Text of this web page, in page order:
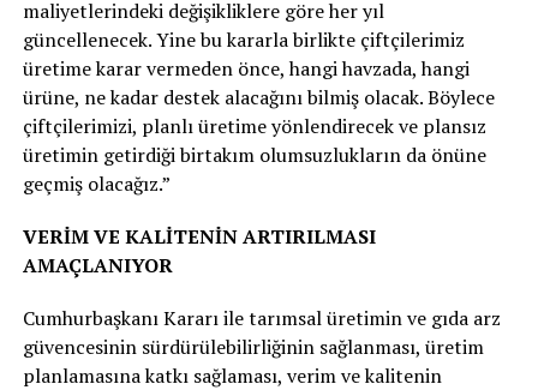
maliyetlerindeki değişikliklere göre her yıl
güncellenecek. Yine bu kararla birlikte çiftçilerimiz
üretime karar vermeden önce, hangi havzada, hangi
ürüne, ne kadar destek alacağını bilmiş olacak. Böylece
çiftçilerimizi, planlı üretime yönlendirecek ve plansız
üretimin getirdiği birtakım olumsuzlukların da önüne
geçmiş olacağız.”
VERİM VE KALİTENİN ARTIRILMASI
AMAÇLANIYOR
Cumhurbaşkanı Kararı ile tarımsal üretimin ve gıda arz
güvencesinin sürdürülebilirliğinin sağlanması, üretim
planlamasına katkı sağlaması, verim ve kalitenin